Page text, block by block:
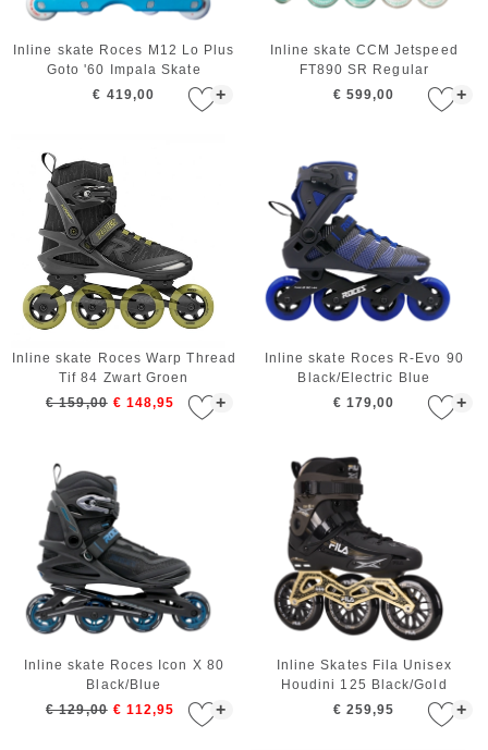
+
Inline skate Roces M12 Lo Plus
Goto '60 Impala Skate
€ 419,00
+
Inline skate CCM Jetspeed
FT890 SR Regular
€ 599,00
+
Inline skate Roces Warp Thread
Tif 84 Zwart Groen
€ 159,00 € 148,95 +
Inline skate Roces R-Evo 90
Black/Electric Blue
€ 179,00
+
Inline skate Roces Icon X 80
Black/Blue
€ 129,00 € 112,95 +
Inline Skates Fila Unisex
Houdini 125 Black/Gold
€ 259,95